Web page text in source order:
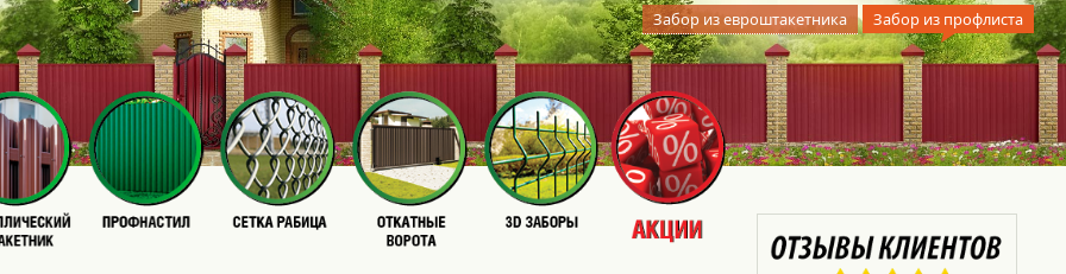
Забор из евроштакетника Забор из профлиста